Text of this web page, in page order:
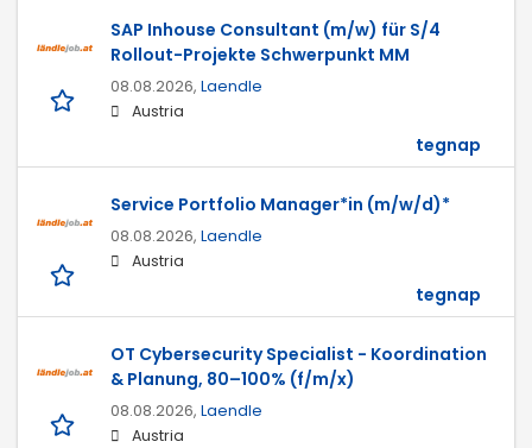
SAP Inhouse Consultant (m/w) für S/4
Rollout-Projekte Schwerpunkt MM
08.08.2026, Laendle
Austria
tegnap
Service Portfolio Manager*in (m/w/d)*
08.08.2026, Laendle
Austria
tegnap
OT Cybersecurity Specialist - Koordination
& Planung, 80–100% (f/m/x)
08.08.2026, Laendle
Austria